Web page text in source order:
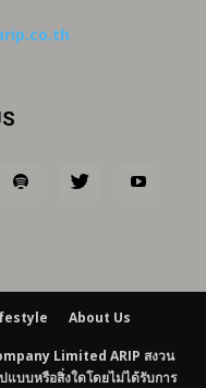
About Us
Limited ARIP สงวน
บบหรือสิ่งใดโดยไม่ได้รับการ